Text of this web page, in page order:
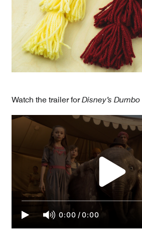
Watch the trailer forDisney’s Dumbo
0:00 /0:00